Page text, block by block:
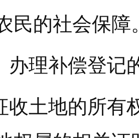
民的社会保障
办理补偿登记
收土地的所有